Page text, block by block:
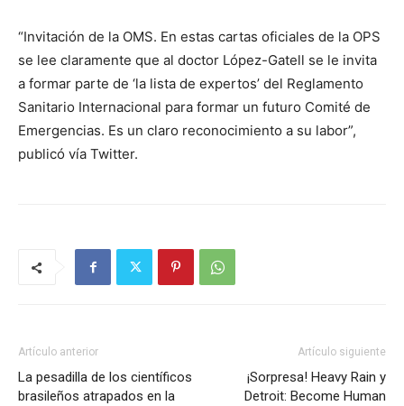
“Invitación de la OMS. En estas cartas oficiales de la OPS
se lee claramente que al doctor López-Gatell se le invita
a formar parte de ‘la lista de expertos’ del Reglamento
Sanitario Internacional para formar un futuro Comité de
Emergencias. Es un claro reconocimiento a su labor”,
publicó vía Twitter.
Artículo anterior
La pesadilla de los científicos
brasileños atrapados en la
Artículo siguiente
¡Sorpresa! Heavy Rain y
Detroit: Become Human